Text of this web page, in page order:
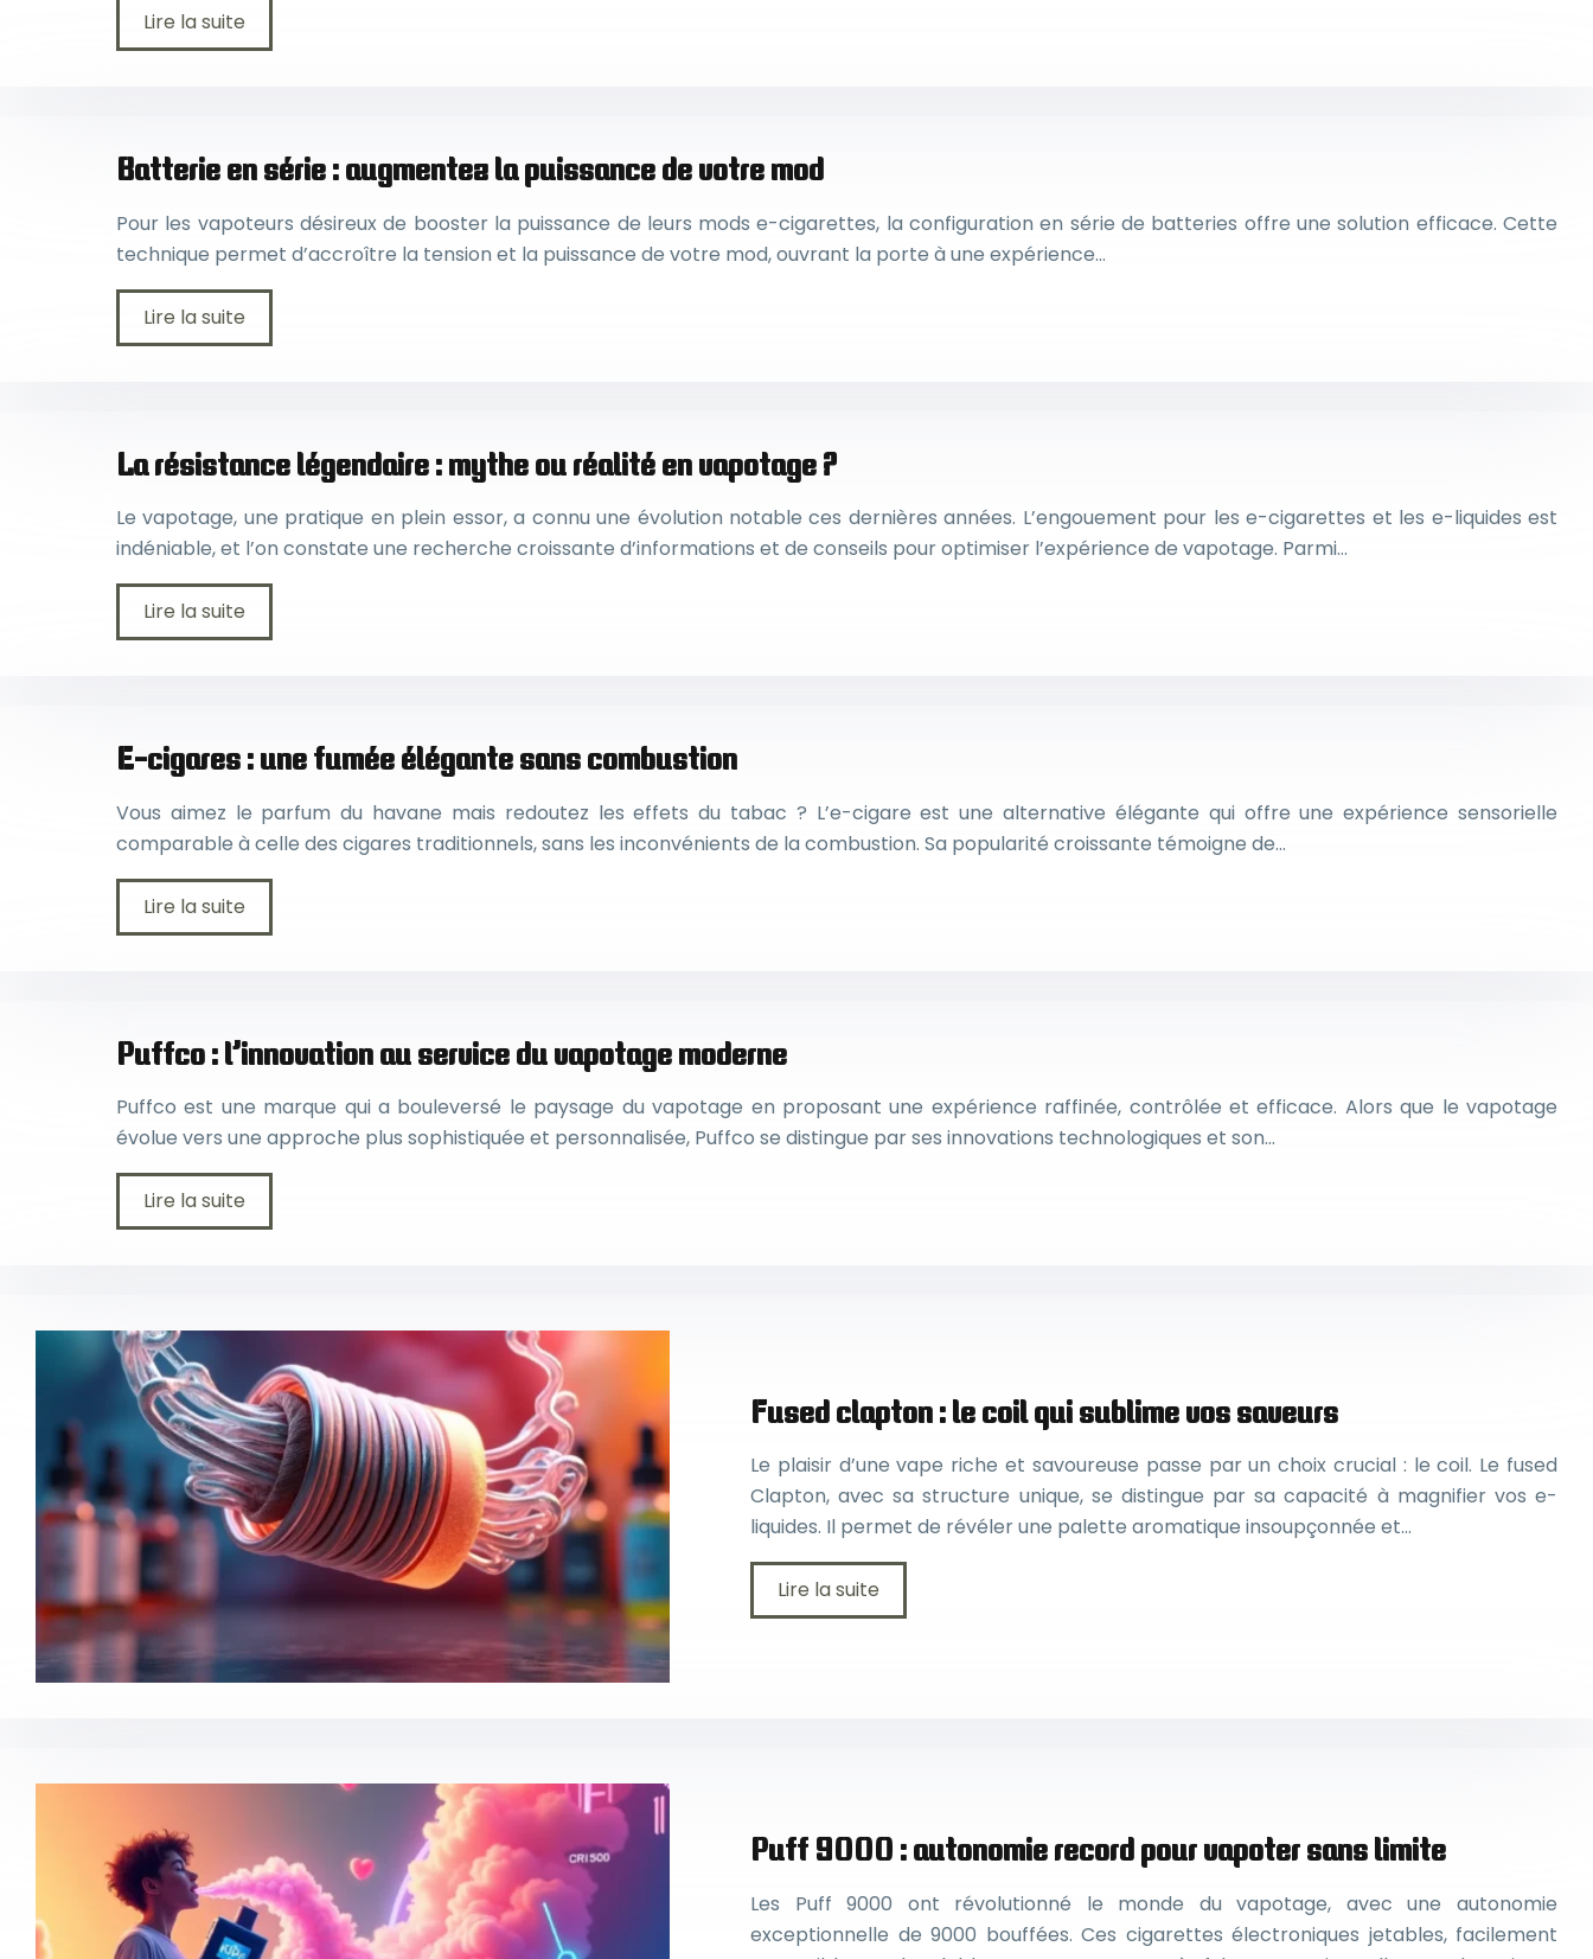
Lire la suite
Batterie en série : augmentez la puissance de votre mod
Pour les vapoteurs désireux de booster la puissance de leurs mods e-cigarettes, la configuration en série de batteries offre une solution efficace. Cette
technique permet d’accroître la tension et la puissance de votre mod, ouvrant la porte à une expérience…
Lire la suite
La résistance légendaire : mythe ou réalité en vapotage ?
Le vapotage, une pratique en plein essor, a connu une évolution notable ces dernières années. L’engouement pour les e-cigarettes et les e-liquides est
indéniable, et l’on constate une recherche croissante d’informations et de conseils pour optimiser l’expérience de vapotage. Parmi…
Lire la suite
E-cigares : une fumée élégante sans combustion
Vous aimez le parfum du havane mais redoutez les effets du tabac ? L’e-cigare est une alternative élégante qui offre une expérience sensorielle
comparable à celle des cigares traditionnels, sans les inconvénients de la combustion. Sa popularité croissante témoigne de…
Lire la suite
Puffco : l’innovation au service du vapotage moderne
Puffco est une marque qui a bouleversé le paysage du vapotage en proposant une expérience raffinée, contrôlée et efficace. Alors que le vapotage
évolue vers une approche plus sophistiquée et personnalisée, Puffco se distingue par ses innovations technologiques et son…
Lire la suite
Fused clapton : le coil qui sublime vos saveurs
Le plaisir d’une vape riche et savoureuse passe par un choix crucial : le coil. Le fused
Clapton, avec sa structure unique, se distingue par sa capacité à magnifier vos e-
liquides. Il permet de révéler une palette aromatique insoupçonnée et…
Lire la suite
Puff 9000 : autonomie record pour vapoter sans limite
Les Puff 9000 ont révolutionné le monde du vapotage, avec une autonomie
exceptionnelle de 9000 bouffées. Ces cigarettes électroniques jetables, facilement